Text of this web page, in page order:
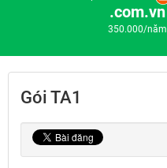
.com.vn
350.000/năm
Gói TA1